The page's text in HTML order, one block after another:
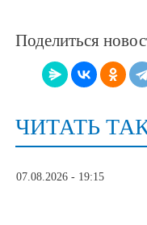
Поделиться
ЧИТАТЬ
07.08.2026 - 19:15